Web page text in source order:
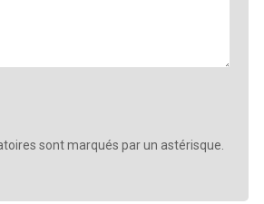
sont marqués par un astérisque.